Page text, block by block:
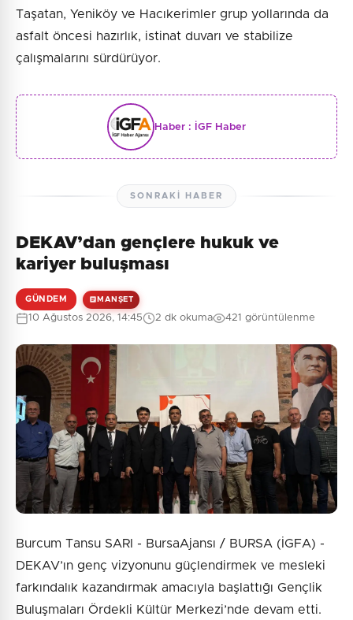
Taşatan, Yeniköy ve Hacıkerimler grup yollarında da
asfalt öncesi hazırlık, istinat duvarı ve stabilize
çalışmalarını sürdürüyor.
Haber : İGF Haber
SONRAKI HABER
DEKAV’dan gençlere hukuk ve
kariyer buluşması
GÜNDEM MANŞET
10 Ağustos 2026, 14:45 2 dk okuma 421 görüntülenme
Burcum Tansu SARI - BursaAjansı / BURSA (İGFA) -
DEKAV’ın genç vizyonunu güçlendirmek ve mesleki
farkındalık kazandırmak amacıyla başlattığı Gençlik
Buluşmaları Ördekli Kültür Merkezi’nde devam etti.